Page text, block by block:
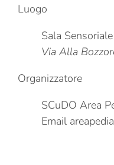
Luogo
Sala
Via Alla
Organizzatore
SCuDO Area
Email